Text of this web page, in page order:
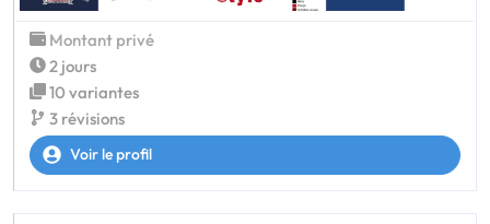
Montant privé
2 jours
10 variantes
3 révisions
Voir le profil